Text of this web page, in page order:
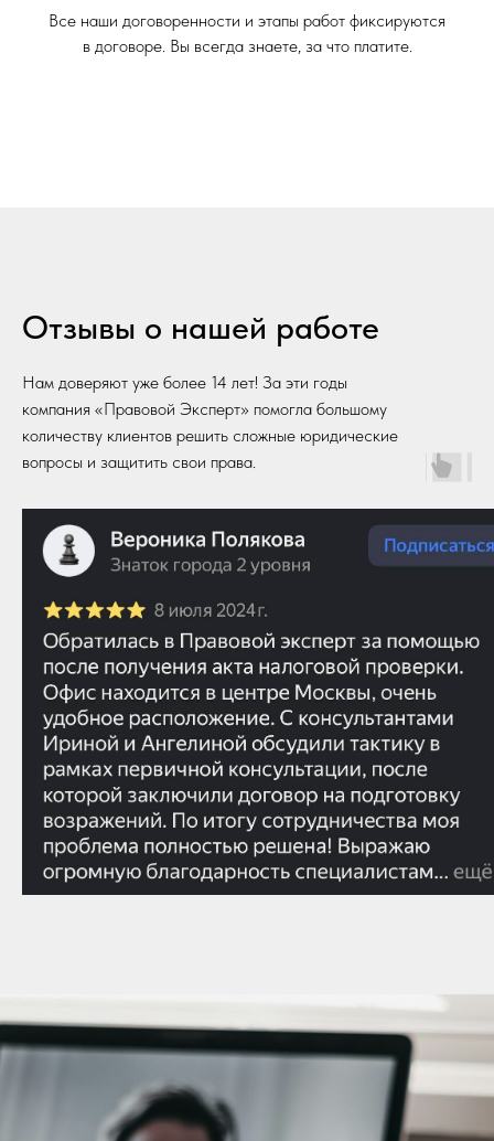
Все наши договоренности и этапы работ фиксируются
в договоре. Вы всегда знаете, за что платите.
Отзывы о нашей работе
Нам доверяют уже более 14 лет! За эти годы
компания «Правовой Эксперт» помогла большому
количеству клиентов решить сложные юридические
вопросы и защитить свои права.